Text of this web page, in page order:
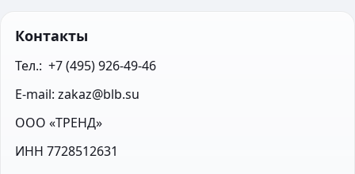
Контакты
Тел.:  +7 (495) 926-49-46
E-mail: zakaz@blb.su
ООО «ТРЕНД»
ИНН 7728512631